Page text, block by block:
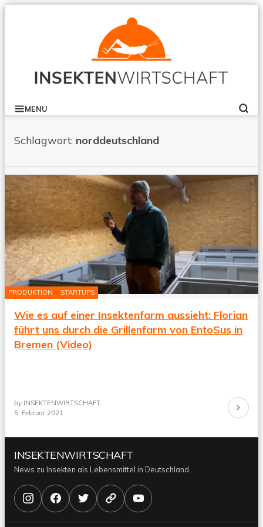
INSEKTENWIRTSCHAFT
MENU
Schlagwort: norddeutschland
PRODUKTION STARTUPS
Wie es auf einer Insektenfarm aussieht: Florian
führt uns durch die Grillenfarm von EntoSus in
Bremen (Video)
by INSEKTENWIRTSCHAFT
5. Februar 2021
Continue
INSEKTENWIRTSCHAFT
News zu Insekten als Lebensmittel in Deutschland
InstagramFacebookX/TwitterBlueskyYouTube